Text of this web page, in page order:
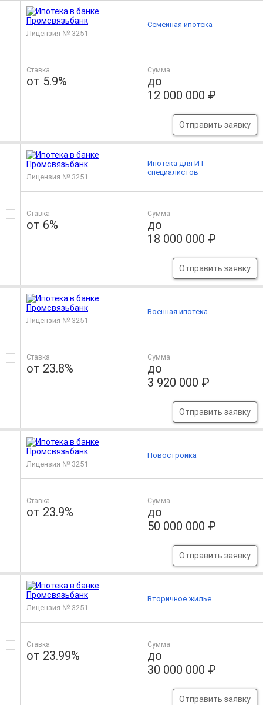
Лицензия № 3251
Ставка
от 5.9%
Сумма
до
12 000 000 ₽
Отправить заявку
Семейная ипотека
Лицензия № 3251
Ставка
от 6%
Сумма
до
18 000 000 ₽
Отправить заявку
Ипотека для ИТ-
специалистов
Лицензия № 3251
Ставка
от 23.8%
Сумма
до
3 920 000 ₽
Отправить заявку
Военная ипотека
Лицензия № 3251
Ставка
от 23.9%
Сумма
до
50 000 000 ₽
Отправить заявку
Новостройка
Лицензия № 3251
Ставка
от 23.99%
Сумма
до
30 000 000 ₽
Отправить заявку
Вторичное жилье